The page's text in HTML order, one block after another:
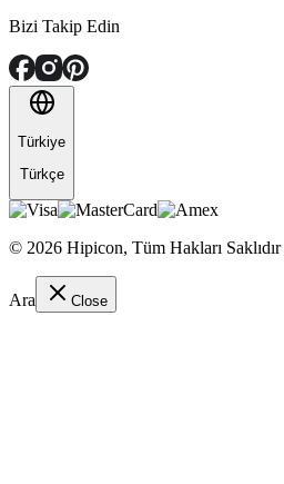
Bizi Takip Edin
Türkiye
Türkçe
© 2026 Hipicon, Tüm Hakları Saklıdır
Ara Close